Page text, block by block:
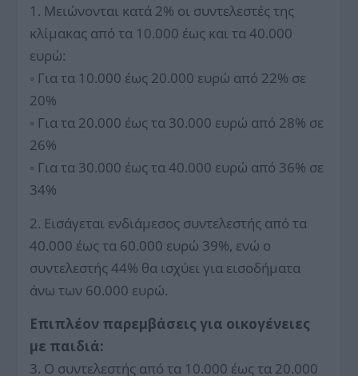
1. Μειώνονται κατά 2% οι συντελεστές της
κλίμακας από τα 10.000 έως και τα 40.000
ευρώ:
◦ Για τα 10.000 έως 20.000 ευρώ από 22% σε
20%
◦ Για τα 20.000 έως τα 30.000 ευρώ από 28% σε
26%
◦ Για τα 30.000 έως τα 40.000 ευρώ από 36% σε
34%
2. Εισάγεται ενδιάμεσος συντελεστής από τα
40.000 έως τα 60.000 ευρώ 39%, ενώ ο
συντελεστής 44% θα ισχύει για εισοδήματα
άνω των 60.000 ευρώ.
Επιπλέον παρεμβάσεις για οικογένειες
με παιδιά:
3. Ο συντελεστής από τα 10.000 έως τα 20.000